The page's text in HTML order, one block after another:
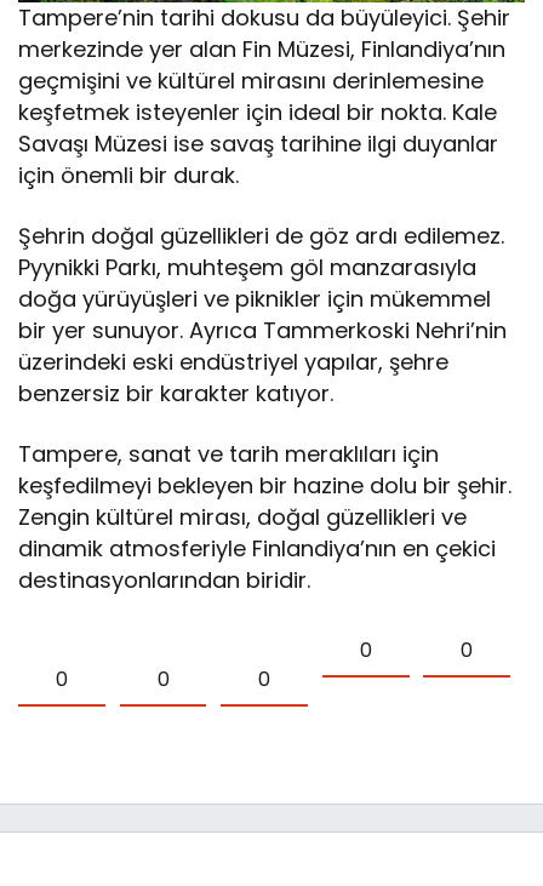
Tampere’nin tarihi dokusu da büyüleyici. Şehir
merkezinde yer alan Fin Müzesi, Finlandiya’nın
geçmişini ve kültürel mirasını derinlemesine
keşfetmek isteyenler için ideal bir nokta. Kale
Savaşı Müzesi ise savaş tarihine ilgi duyanlar
için önemli bir durak.
Şehrin doğal güzellikleri de göz ardı edilemez.
Pyynikki Parkı, muhteşem göl manzarasıyla
doğa yürüyüşleri ve piknikler için mükemmel
bir yer sunuyor. Ayrıca Tammerkoski Nehri’nin
üzerindeki eski endüstriyel yapılar, şehre
benzersiz bir karakter katıyor.
Tampere, sanat ve tarih meraklıları için
keşfedilmeyi bekleyen bir hazine dolu bir şehir.
Zengin kültürel mirası, doğal güzellikleri ve
dinamik atmosferiyle Finlandiya’nın en çekici
destinasyonlarından biridir.
0 0 0
0 0